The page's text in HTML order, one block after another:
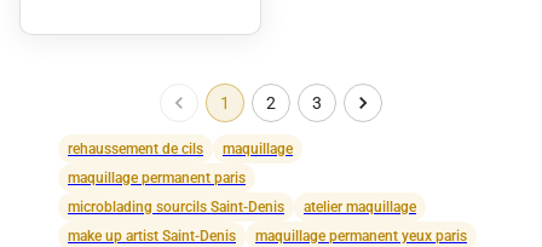
1 2 3
rehaussement de cils
maquillage
maquillage permanent paris
microblading sourcils Saint-Denis
atelier maquillage
make up artist Saint-Denis
maquillage permanent yeux paris